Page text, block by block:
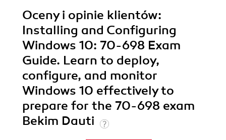
Oceny i opinie klientów:
Installing and Configuring
Windows 10: 70-698 Exam
Guide. Learn to deploy,
configure, and monitor
Windows 10 effectively to
prepare for the 70-698 exam
Bekim Dauti